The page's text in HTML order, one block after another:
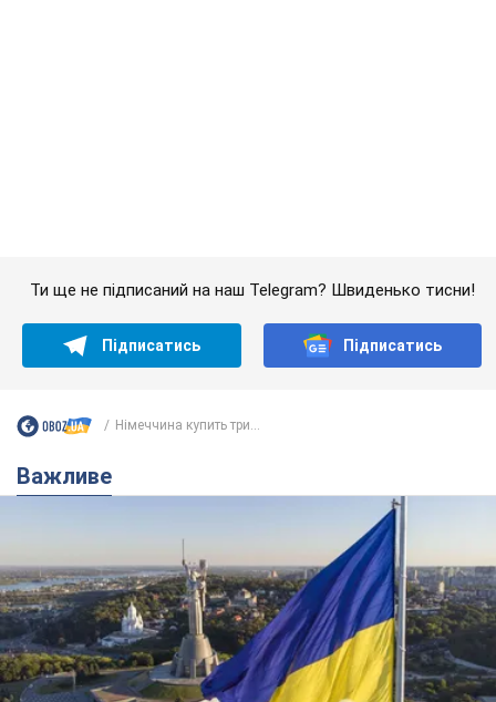
Якою була оригінальна версія гімну України та
чому її боялася Російська імперія: про це не
Державним символом є тільки перший куплет та приспів пісні
8 часов назад 38,2 т.
Олександру Пономарьову – 53: що
відомо про трьох дітей секс-